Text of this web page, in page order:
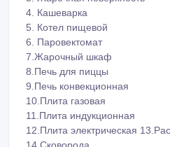
4. Кашеварка
5. Котел пищевой
6. Паровектомат
7.Жарочный шкаф
8.Печь для пиццы
9.Печь конвекционная
10.Плита газовая
11.Плита индукционная
12.Плита электрическая
14.Сковорода